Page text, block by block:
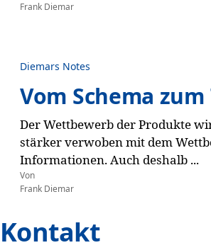
Frank Diemar
Diemars Notes
Vom Schema zum
Der Wettbewerb der Produkte
stärker verwoben mit dem
Informationen. Auch deshalb ...
Von
Frank Diemar
Kontakt